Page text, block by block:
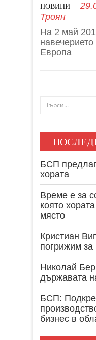
НОВИНИ
Троян
На 2 май
Европа
БСП
хората
Време е за
която
място
Кристиан
погрижим за
Николай
държавата
БСП:
бизнес в